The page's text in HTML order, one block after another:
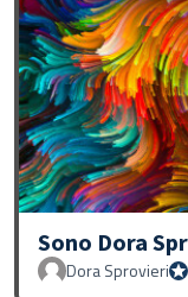
Sono Dora
Dora Sprovieri